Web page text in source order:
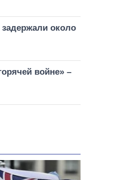
около
войне» –